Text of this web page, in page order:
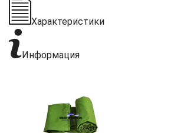
Характеристики
Информация